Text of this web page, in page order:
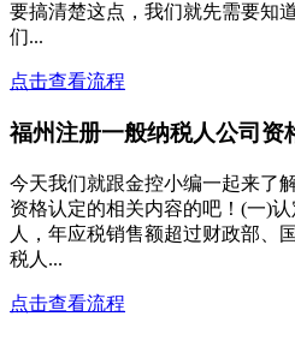
要搞清楚这点，我们就先需要知
们...
点击查看流程
福州注册一般纳税人公司资
今天我们就跟金控小编一起来了
资格认定的相关内容的吧！(一)
人，年应税销售额超过财政部、
税人...
点击查看流程